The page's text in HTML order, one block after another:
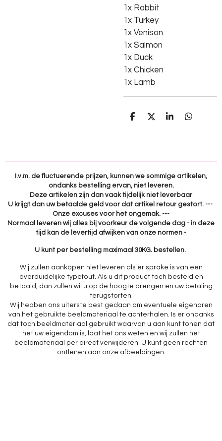
1x Rabbit
1x Turkey
1x Venison
1x Salmon
1x Duck
1x Chicken
1x Lamb
D
D
S
D
I.v.m. de fluctuerende prijzen, kunnen we sommige artikelen,
ondanks bestelling ervan, niet leveren.
Deze artikelen zijn dan vaak tijdelijk niet leverbaar
U krijgt dan uw betaalde geld voor dat artikel retour gestort. ---
Onze excuses voor het ongemak. ---
Normaal leveren wij alles bij voorkeur de volgende dag - in deze
tijd kan de levertijd afwijken van onze normen -
U kunt per bestelling maximaal 30KG. bestellen.
Wij zullen aankopen niet leveren als er sprake is van een
overduidelijke typefout. Als u dit product toch besteld en
betaald, dan zullen wij u op de hoogte brengen en uw betaling
terugstorten.
Wij hebben ons uiterste best gedaan om eventuele eigenaren
van het gebruikte beeldmateriaal te achterhalen. Is er ondanks
dat toch beeldmateriaal gebruikt waarvan u aan kunt tonen dat
het uw eigendom is, laat het ons weten en wij zullen het
beeldmateriaal per direct verwijderen. U kunt geen rechten
ontlenen aan onze afbeeldingen.